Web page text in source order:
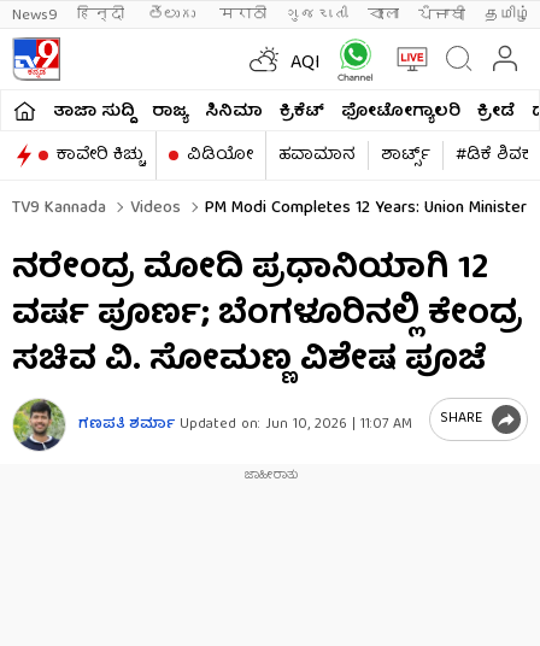
News9 हिन्दी తెలుగు मराठी ગુજરાતી বাংলা ਪੰਜਾਬੀ தமிழ்
AQI
ತಾಜಾ ಸುದ್ದಿ ರಾಜ್ಯ ಸಿನಿಮಾ ಕ್ರಿಕೆಟ್​ ಫೋಟೋಗ್ಯಾಲರಿ ಕ್ರೀಡೆ
ಕಾವೇರಿ ಕಿಚ್ಚು
ವಿಡಿಯೋ ಹವಾಮಾನ ಶಾರ್ಟ್ಸ್​
#ಡಿಕೆ
TV9 Kannada
Videos PM Modi Completes 12 Years: Union
ನರೇಂದ್ರ ಮೋದಿ ಪ್ರಧಾನಿಯಾಗಿ 12
ವರ್ಷ ಪೂರ್ಣ; ಬೆಂಗಳೂರಿನಲ್ಲಿ ಕೇಂದ್ರ
ಸಚಿವ ವಿ. ಸೋಮಣ್ಣ ವಿಶೇಷ ಪೂಜೆ
ಗಣಪತಿ ಶರ್ಮಾ Updated on: Jun 10, 2026 | 11:07 AM SHARE